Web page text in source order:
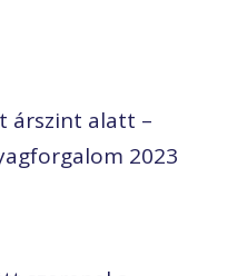
árszint alatt –
2023